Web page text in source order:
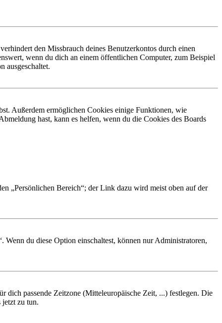
den Missbrauch deines Benutzerkontos durch einen
wenn du dich an einem öffentlichen Computer, zum Beispiel
ausgeschaltet.
Außerdem ermöglichen Cookies einige Funktionen, wie
hast, kann es helfen, wenn du die Cookies des Boards
„Persönlichen Bereich“; der Link dazu wird meist oben auf der
du diese Option einschaltest, können nur Administratoren,
dich passende Zeitzone (Mitteleuropäische Zeit, ...) festlegen. Die
jetzt zu tun.